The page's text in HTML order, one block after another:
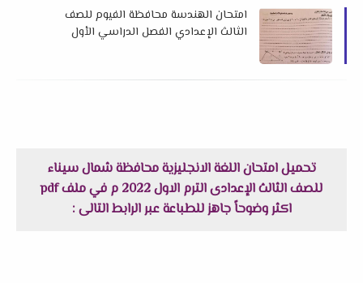
امتحان الهندسة محافظة الفيوم للصف
الثالث الإعدادي الفصل الدراسي الأول
تحميل امتحان اللغة الانجليزية محافظة شمال سيناء
للصف الثالث الإعدادى الترم الاول 2022 م في ملف pdf
اكثر وضوحاً جاهز للطباعة عبر الرابط التالى :